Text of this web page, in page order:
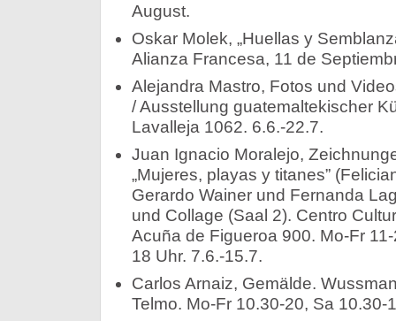
August.
Oskar Molek, „Huellas y
Alianza Francesa, 11 de
Alejandra Mastro, Fotos und
/ Ausstellung guatemaltekischer
Lavalleja 1062. 6.6.-22.7.
Juan Ignacio Moralejo,
„Mujeres, playas y titanes”
Gerardo Wainer und Fernanda
und Collage (Saal 2). Centro
Acuña de Figueroa 900. Mo-Fr
18 Uhr. 7.6.-15.7.
Carlos Arnaiz, Gemälde.
Telmo. Mo-Fr 10.30-20, Sa 10.30-